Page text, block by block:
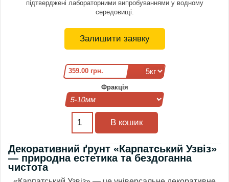
підтверджені лабораторними випробуваннями у водному
середовищі.
Залишити заявку
359.00 грн.
Фракція
Декоративний ґрунт «Карпатський Узвіз»
— природна естетика та бездоганна
чистота